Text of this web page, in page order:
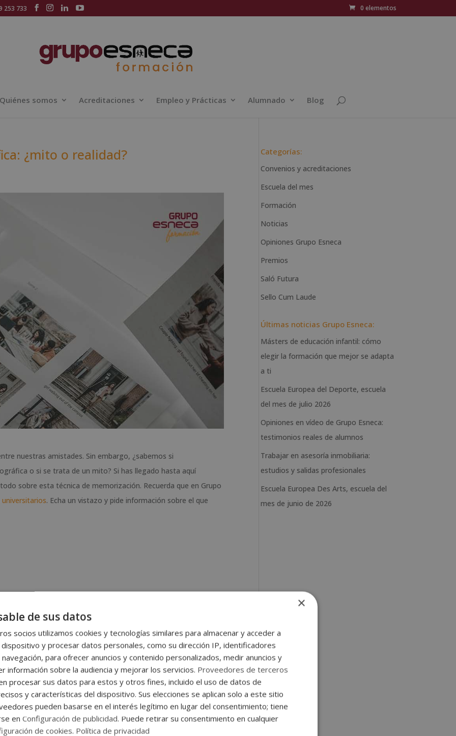
253 733 0 elementos
Quiénes somos Acreditaciones Empleo y Prácticas Alumnado Blog
¿mito o realidad?
nuestras amistades. Sin embargo, ¿sabemos si
o si se trata de un mito? Si has llegado hasta aquí
sobre esta técnica de memorización. Recuerda que en Grupo
universitarios. Echa un vistazo y pide información sobre el que
hoy nos ocupa: la memoria eidética. También puedes haber
fotográfica. A pesar de ser un término inexacto, porque
capacidad innata de recordar al detalle diferentes imágenes, lo
Aunque alguna vez se investigó sobre si era una condición
Igualmente, tampoco tendría relación con otros tipos de
Categorías:
Convenios y acreditaciones
Escuela del mes
Formación
Noticias
Opiniones Grupo Esneca
Premios
Saló Futura
Sello Cum Laude
Últimas noticias Grupo Esneca:
Másters de educación infantil: cómo
elegir la formación que mejor se adapta
a ti
Escuela Europea del Deporte, escuela
del mes de julio 2026
Opiniones en vídeo de Grupo Esneca:
testimonios reales de alumnos
Trabajar en asesoría inmobiliaria:
estudios y salidas profesionales
Escuela Europea Des Arts, escuela del
mes de junio de 2026
×
de sus datos
socios utilizamos cookies y tecnologías similares para almacenar y acceder a
dispositivo y procesar datos personales, como su dirección IP, identificadores
para ofrecer anuncios y contenido personalizados, medir anuncios y
información sobre la audiencia y mejorar los servicios. Proveedores de terceros
procesar sus datos para estos y otros fines, incluido el uso de datos de
y características del dispositivo. Sus elecciones se aplican solo a este sitio
pueden basarse en el interés legítimo en lugar del consentimiento; tiene
en Configuración de publicidad. Puede retirar su consentimiento en cualquier
de cookies. Política de privacidad